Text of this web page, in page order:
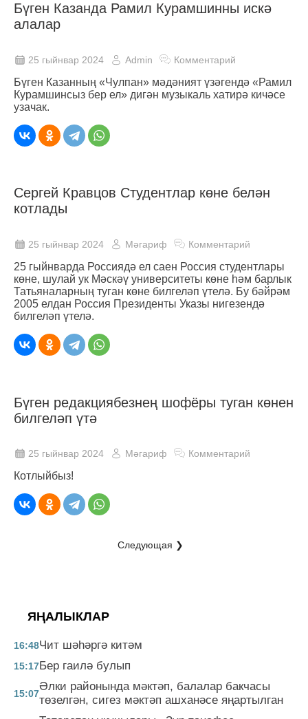
Бүген Казанда Рамил Курамшинны искә
алалар
25 гыйнвар 2024 Admin Комментарий
Бүген Казанның «Чулпан» мәдәният үзәгендә «Рамил
Курамшинсыз бер ел» дигән музыкаль хатирә кичәсе
узачак.
Сергей Кравцов Студентлар көне белән
котлады
25 гыйнвар 2024 Мәгариф Комментарий
25 гыйнварда Россиядә ел саен Россия студентлары
көне, шулай ук Мәскәү университеты көне һәм барлык
Татьяналарның туган көне билгеләп үтелә. Бу бәйрәм
2005 елдан Россия Президенты Указы нигезендә
билгеләп үтелә.
Бүген редакциябезнең шофёры туган көнен
билгеләп үтә
25 гыйнвар 2024 Мәгариф Комментарий
Котлыйбыз!
Следующая ❯
ЯҢАЛЫКЛАР
16:48Чит шәһәргә китәм
15:17Бер гаилә булып
15:07
Әлки районында мәктәп, балалар бакчасы
төзелгән, сигез мәктәп ашханәсе яңартылган